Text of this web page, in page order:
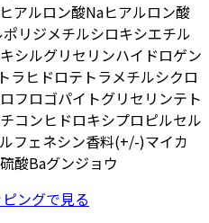
アルロン酸Naヒアルロン酸
リジメチルシロキシエチル
シルグリセリンハイドロゲン
ラヒドロテトラメチルシクロ
フロゴパイトグリセリンテト
コンヒドロキシプロピルセル
フェネシン香料(+/-)マイカ
硫酸Baグンジョウ
ングで見る